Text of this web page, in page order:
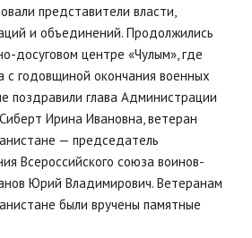
представители власти,
и объединений. Продолжились
досуговом центре «Чулым», где
с годовщиной окончания военных
поздравили глава Администрации
Ирина Ивановна, ветеран
— председатель
Всероссийского союза воинов-
Юрий Владимирович. Ветеранам
были вручены памятные